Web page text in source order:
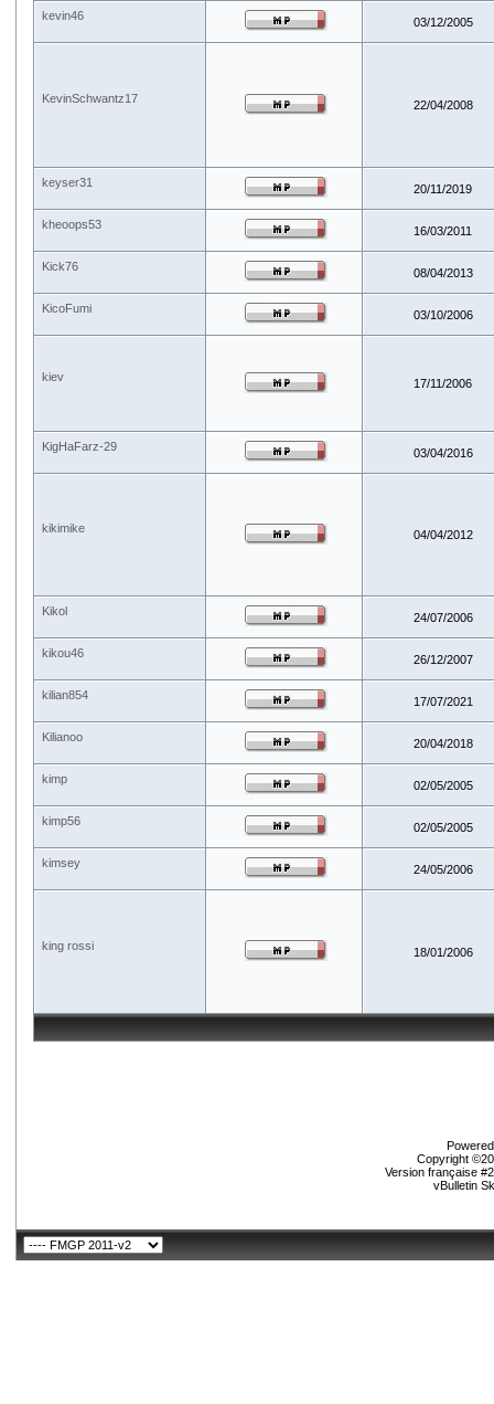
kevin46 03/12/2005
KevinSchwantz17 22/04/2008
keyser31 20/11/2019
kheoops53 16/03/2011
Kick76 08/04/2013
KicoFumi 03/10/2006
kiev 17/11/2006
KigHaFarz-29 03/04/2016
kikimike 04/04/2012
Kikol 24/07/2006
kikou46 26/12/2007
kilian854 17/07/2021
Kilianoo 20/04/2018
kimp 02/05/2005
kimp56 02/05/2005
kimsey 24/05/2006
king rossi 18/01/2006
Copyright
Version française
vBulletin